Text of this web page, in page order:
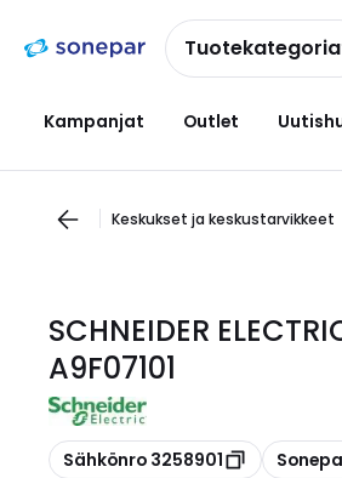
navigointiinsisältöön
Kampanjat Outlet
Keskukset ja keskustarvikkeet
SCHNEIDER
A9F07101
Kopioi
Sähkönro 3258901 Kopioi